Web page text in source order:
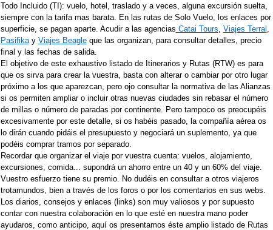
Todo Incluido (TI): vuelo, hotel, traslado y a veces, alguna excursión suelta,
siempre con la tarifa mas barata. En las rutas de Solo Vuelo, los enlaces por
superficie, se pagan aparte. Acudir a las agencias Catai Tours Viajes Terral
Pasifikay Viajes Beagleque las organizan, para consultar detalles, precio
final y las fechas de salida.
El objetivo de este exhaustivo listado de Itinerarios y Rutas (RTW) es para
que os sirva para crear la vuestra, basta con alterar o cambiar por otro lugar
próximo a los que aparezcan, pero ojo consultar la normativa de las Alianzas
si os permiten ampliar o incluir otras nuevas ciudades sin rebasar el número
de millas o número de paradas por continente. Pero tampoco os preocupéis
excesivamente por este detalle, si os habéis pasado, la compañía aérea os
lo dirán cuando pidáis el presupuesto y negociará un suplemento, ya que
podéis comprar tramos por separado.
Recordar que organizar el viaje por vuestra cuenta: vuelos, alojamiento,
excursiones, comida... supondrá un ahorro entre un 40 y un 60% del viaje.
Vuestro esfuerzo tiene su premio. No dudéis en consultar a otros viajeros
trotamundos, bien a través de los foros o por los comentarios en sus webs.
Los diarios, consejos y enlaces (links) son muy valiosos y por supuesto
contar con nuestra colaboración en lo que esté en nuestra mano poder
ayudaros, como anticipo, aquí os presentamos éste amplio listado de Rutas